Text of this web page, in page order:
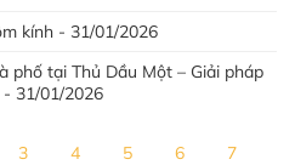
kính - 31/01/2026
phố tại Thủ Dầu Một – Giải pháp
31/01/2026
3 4 5 6
7